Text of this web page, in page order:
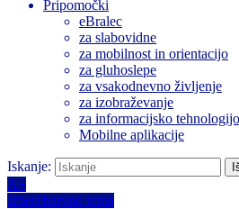
Pripomočki
eBralec
za slabovidne
za mobilnost in orientacijo
za gluhoslepe
za vsakodnevno življenje
za izobraževanje
za informacijsko tehnologijo
Mobilne aplikacije
Iskanje:
A+
Izberi barvno temo